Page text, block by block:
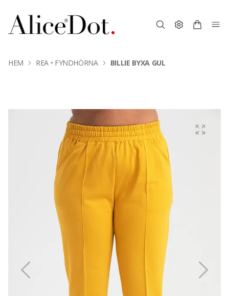
HEM REA • FYNDHÖRNA BILLIE BYXA GUL